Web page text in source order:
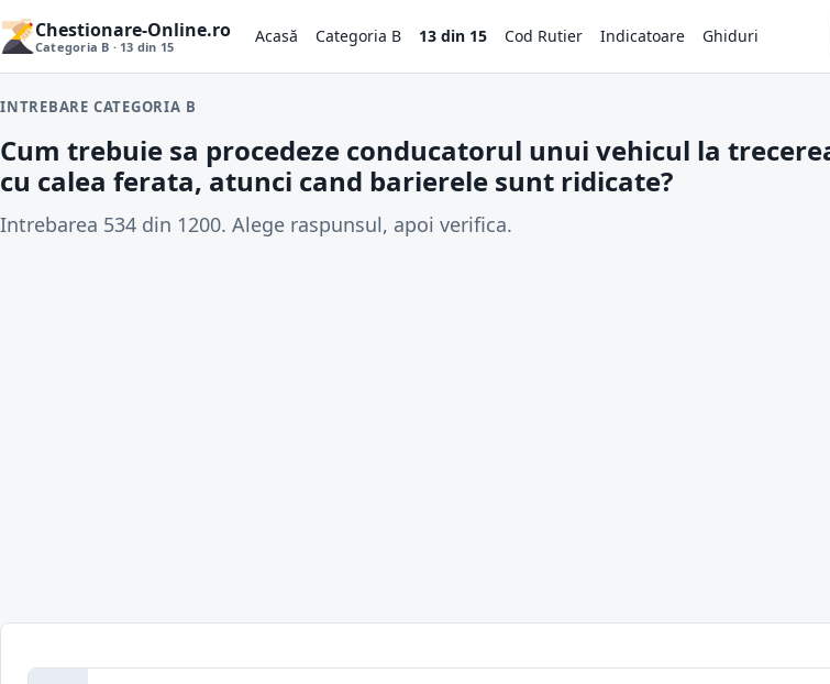
Chestionare-Online.ro
Categoria B · 13 din 15 Acasă Categoria B 13 din 15 Cod Rutier Indicatoare Ghiduri
INTREBARE CATEGORIA B
Cum trebuie sa procedeze conducatorul unui vehicul la
cu calea ferata, atunci cand barierele sunt ridicate?
Intrebarea 534 din 1200. Alege raspunsul, apoi verifica.